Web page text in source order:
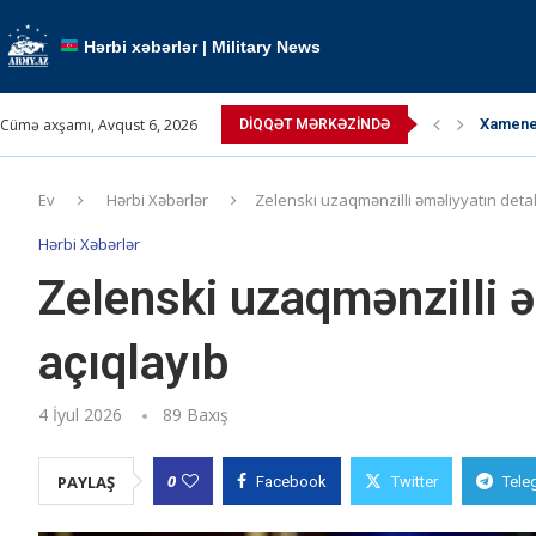
Hərbi xəbərlər | Military News
Cümə axşamı, Avqust 6, 2026 DIQQƏT MƏRKƏZINDƏ TRIPP
Pəhləvi
Kallas:
Ev Hərbi Xəbərlər Zelenski uzaqmənzilli əməliyyatın
Hərbi Xəbərlər
Zelenski uzaqmənzilli
açıqlayıb
4 İyul 2026 89 Baxış
PAYLAŞ 0 Facebook Twitter